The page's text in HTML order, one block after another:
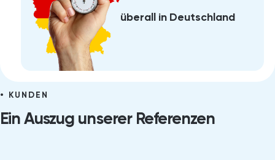
überall in Deutschland
KUNDEN
Ein Auszug unserer Referenzen